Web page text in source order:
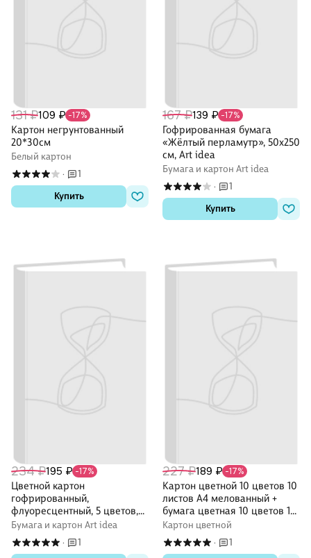
131 ₽109 ₽ -17%
Картон негрунтованный
20*30см
Белый картон
·
1
Купить
167 ₽139 ₽ -17%
Гофрированная бумага
«Жёлтый перламутр», 50х250
см, Art idea
Бумага и картон Art idea
·
1
Купить
234 ₽195 ₽ -17%
Цветной картон
гофрированный,
флуоресцентный, 5 цветов,
А4
Бумага и картон Art idea
·
1
227 ₽189 ₽ -17%
Картон цветной 10 цветов 10
листов А4 мелованный +
бумага цветная 10 цветов 10
листов А4 мелованная
"Куроми"
Картон цветной
·
1